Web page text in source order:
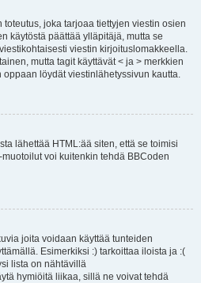
joka tarjoaa tiettyjen viestin osien
käytöstä päättää ylläpitäjä, mutta se
viestin kirjoituslomakkeella.
mutta tagit käyttävät < ja > merkkien
löydät viestinlähetyssivun kautta.
lähettää HTML:ää siten, että se toimisi
voi kuitenkin tehdä BBCoden
joita voidaan käyttää tunteiden
Esimerkiksi :) tarkoittaa iloista ja :(
lista on nähtävillä
hymiöitä liikaa, sillä ne voivat tehdä